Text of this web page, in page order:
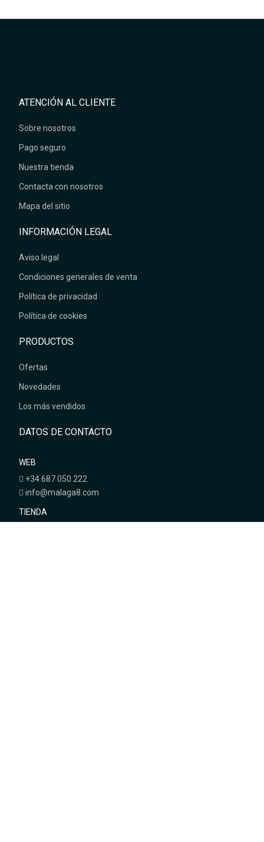
ATENCIÓN AL CLIENTE
Sobre nosotros
Pago seguro
Nuestra tienda
Contacta con nosotros
Mapa del sitio
INFORMACIÓN LEGAL
Aviso legal
Condiciones generales de venta
Política de privacidad
Política de cookies
PRODUCTOS
Ofertas
Novedades
Los más vendidos
DATOS DE CONTACTO
WEB
+34 687 050 222
info@malaga8.com
TIENDA